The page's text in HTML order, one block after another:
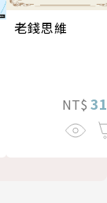
老錢思維
NT$